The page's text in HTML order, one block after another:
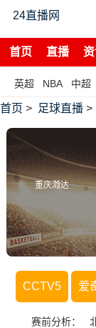
24直播网
首页 直播
英超 NBA 中超
首页 > 足球直播 >
重庆瀚达
CCTV5 爱
赛前分析：